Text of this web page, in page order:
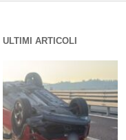
ULTIMI ARTICOLI